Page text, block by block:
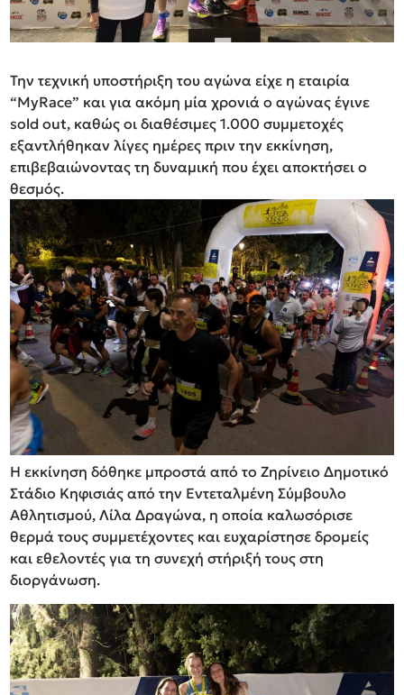
Την τεχνική υποστήριξη του αγώνα είχε η εταιρία
“MyRace” και για ακόμη μία χρονιά ο αγώνας έγινε
sold out, καθώς οι διαθέσιμες 1.000 συμμετοχές
εξαντλήθηκαν λίγες ημέρες πριν την εκκίνηση,
επιβεβαιώνοντας τη δυναμική που έχει αποκτήσει ο
θεσμός.
Η εκκίνηση δόθηκε μπροστά από το Ζηρίνειο Δημοτικό
Στάδιο Κηφισιάς από την Εντεταλμένη Σύμβουλο
Αθλητισμού, Λίλα Δραγώνα, η οποία καλωσόρισε
θερμά τους συμμετέχοντες και ευχαρίστησε δρομείς
και εθελοντές για τη συνεχή στήριξή τους στη
διοργάνωση.